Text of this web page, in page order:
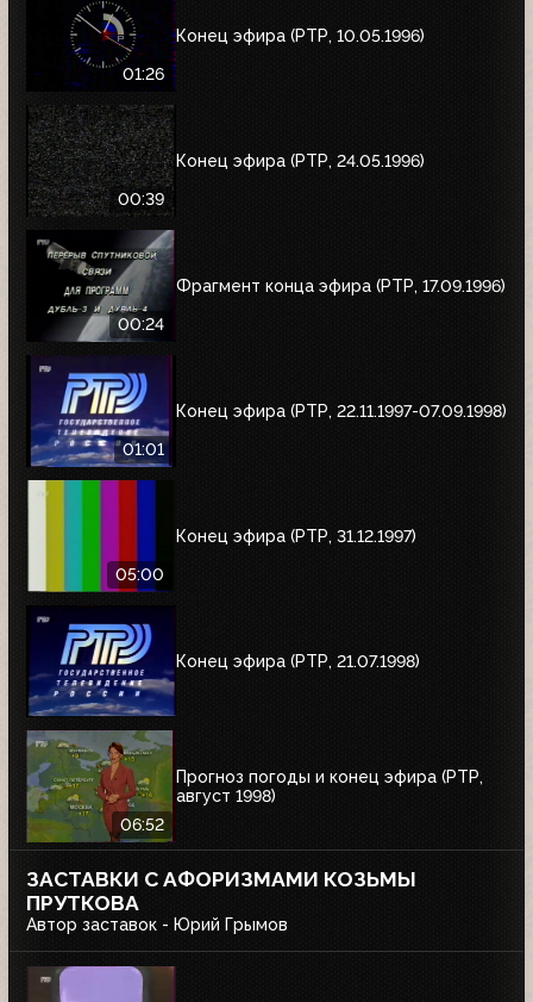
01:26
Конец эфира (РТР, 10.05.1996)
00:39
Конец эфира (РТР, 24.05.1996)
00:24
Фрагмент конца эфира (РТР, 17.09.1996)
01:01
Конец эфира (РТР, 22.11.1997-07.09.1998)
05:00
Конец эфира (РТР, 31.12.1997)
Конец эфира (РТР, 21.07.1998)
06:52
Прогноз погоды и конец эфира (РТР,
август 1998)
ЗАСТАВКИ С АФОРИЗМАМИ КОЗЬМЫ
ПРУТКОВА
Автор заставок - Юрий Грымов